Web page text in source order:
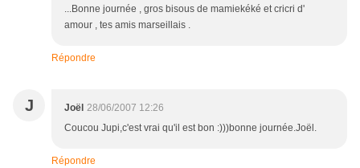
...Bonne journée , gros bisous de mamiekéké et cricri d'
amour , tes amis marseillais .
Répondre
J Joël 28/06/2007 12:26
Coucou Jupi,c'est vrai qu'il est bon :)))bonne journée.Joël.
Répondre